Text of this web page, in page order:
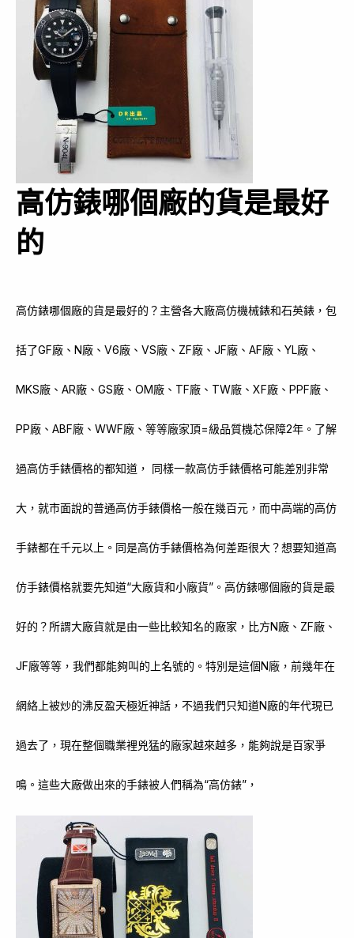
高仿錶哪個廠的貨是最好
的
高仿錶哪個廠的貨是最好的？主營各大廠高仿機械錶和石英錶，包
括了GF廠、N廠、V6廠、VS廠、ZF廠、JF廠、AF廠、YL廠、
MKS廠、AR廠、GS廠、OM廠、TF廠、TW廠、XF廠、PPF廠、
PP廠、ABF廠、WWF廠、等等廠家頂=級品質機芯保障2年。了解
過高仿手錶價格的都知道， 同樣一款高仿手錶價格可能差別非常
大，就市面說的普通高仿手錶價格一般在幾百元，而中高端的高仿
手錶都在千元以上。同是高仿手錶價格為何差距很大？想要知道高
仿手錶價格就要先知道“大廠貨和小廠貨”。高仿錶哪個廠的貨是最
好的？所謂大廠貨就是由一些比較知名的廠家，比方N廠、ZF廠、
JF廠等等，我們都能夠叫的上名號的。特別是這個N廠，前幾年在
網絡上被炒的沸反盈天極近神話，不過我們只知道N廠的年代現已
過去了，現在整個職業裡兇猛的廠家越來越多，能夠說是百家爭
鳴。這些大廠做出來的手錶被人們稱為“高仿錶”，